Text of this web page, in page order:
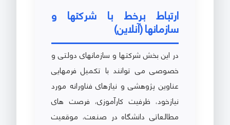
ارتباط برخط با شرکتها و
سازمانها (آنلاین)
در این بخش شرکتها و سازمانهای دولتی و
خصوصی می توانند با تکمیل فرمهایی
عناوین پژوهشی و نیازهای فناورانه مورد
نیازخود، ظرفیت کارآموزی، فرصت های
مطالعاتی دانشگاه در صنعت، موقعیت